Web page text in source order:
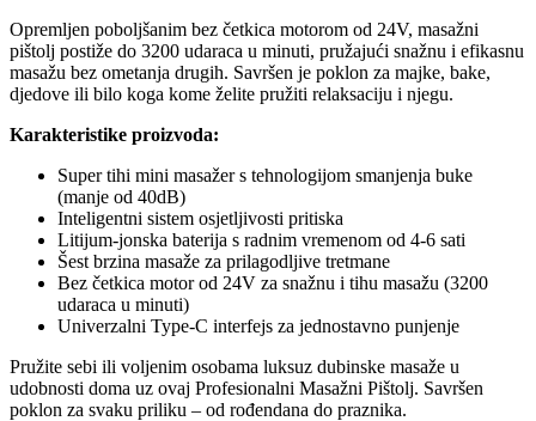
Opremljen poboljšanim bez četkica motorom od 24V, masažni
pištolj postiže do 3200 udaraca u minuti, pružajući snažnu i efikasnu
masažu bez ometanja drugih. Savršen je poklon za majke, bake,
djedove ili bilo koga kome želite pružiti relaksaciju i njegu.
Karakteristike proizvoda:
Super tihi mini masažer s tehnologijom smanjenja buke
(manje od 40dB)
Inteligentni sistem osjetljivosti pritiska
Litijum-jonska baterija s radnim vremenom od 4-6 sati
Šest brzina masaže za prilagodljive tretmane
Bez četkica motor od 24V za snažnu i tihu masažu (3200
udaraca u minuti)
Univerzalni Type-C interfejs za jednostavno punjenje
Pružite sebi ili voljenim osobama luksuz dubinske masaže u
udobnosti doma uz ovaj Profesionalni Masažni Pištolj. Savršen
poklon za svaku priliku – od rođendana do praznika.